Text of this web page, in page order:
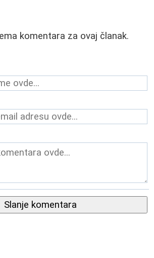
komentara za ovaj članak.
Slanje komentara